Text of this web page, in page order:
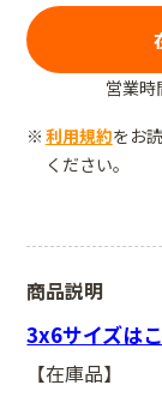
営業時
利用規約をお
ください。
商品説明
3x6サイズは
【在庫品】